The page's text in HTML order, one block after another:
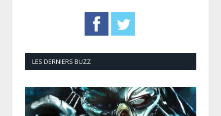
LES DERNIERS BUZZ